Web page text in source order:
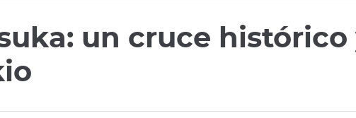
un cruce